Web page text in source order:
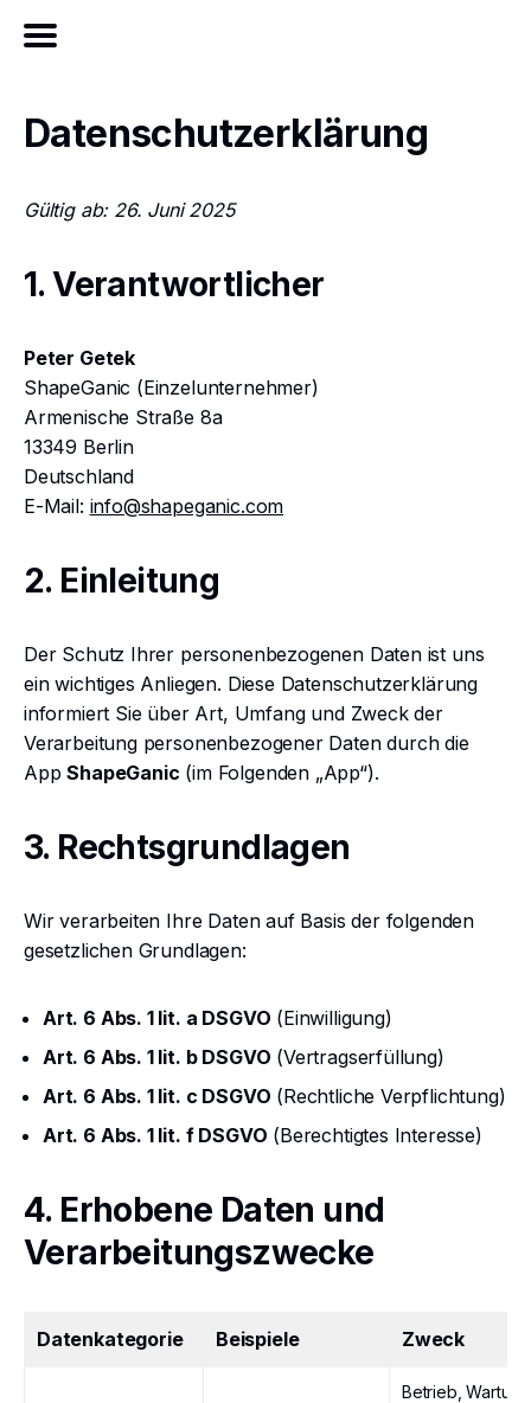
Datenschutzerklärung
Gültig ab: 26. Juni 2025
1. Verantwortlicher
Peter Getek
ShapeGanic (Einzelunternehmer)
Armenische Straße 8a
13349 Berlin
Deutschland
E-Mail: info@shapeganic.com
2. Einleitung
Der Schutz Ihrer personenbezogenen Daten ist uns
ein wichtiges Anliegen. Diese Datenschutzerklärung
informiert Sie über Art, Umfang und Zweck der
Verarbeitung personenbezogener Daten durch die
AppShapeGanic (im Folgenden „App“).
3. Rechtsgrundlagen
Wir verarbeiten Ihre Daten auf Basis der folgenden
gesetzlichen Grundlagen:
Art. 6 Abs. 1 lit. a DSGVO (Einwilligung)
Art. 6 Abs. 1 lit. b DSGVO (Vertragserfüllung)
Art. 6 Abs. 1 lit. c DSGVO (Rechtliche Verpflichtung)
Art. 6 Abs. 1 lit. f DSGVO (Berechtigtes Interesse)
4. Erhobene Daten und
Verarbeitungszwecke
Datenkategorie Beispiele Zweck
Betrieb, Wartung